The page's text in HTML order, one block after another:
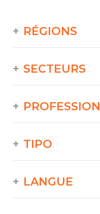
RÉGIONS
SECTEURS
PROFESSION
TIPO
LANGUE